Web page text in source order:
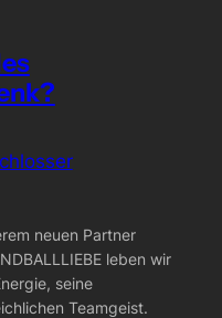
neuen Partner
leben wir
seine
Teamgeist.